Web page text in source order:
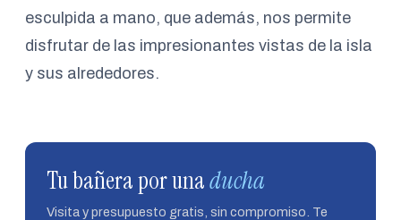
esculpida a mano, que además, nos permite
disfrutar de las impresionantes vistas de la isla
y sus alrededores.
Tu bañera por unaducha
Visita y presupuesto gratis, sin compromiso. Te